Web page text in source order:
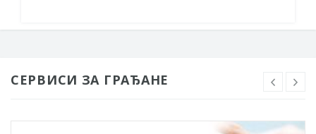
СЕРВИСИ ЗА ГРАЂАНЕ